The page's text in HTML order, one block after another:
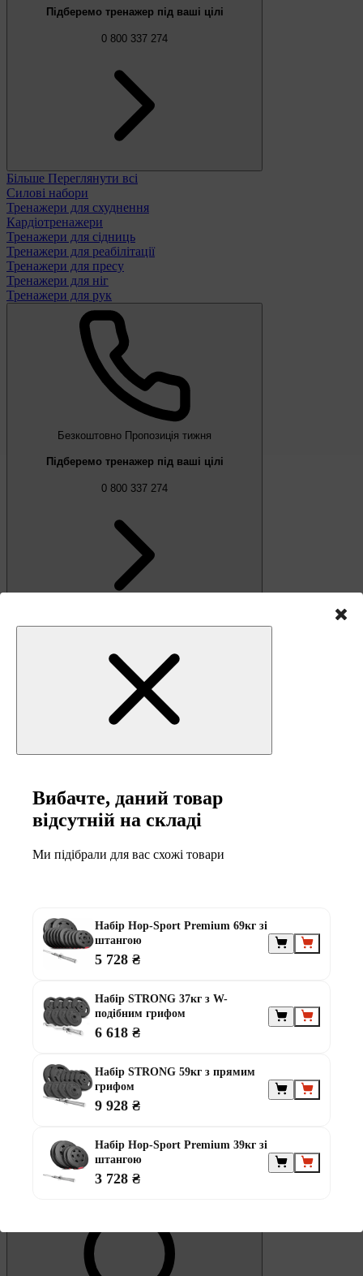
Підберемо тренажер під ваші цілі
0 800 337 274
Більше Переглянути всі
Силові набори
Тренажери для схуднення
Кардіотренажери
Тренажери для сідниць
Тренажери для реабілітації
Тренажери для пресу
Тренажери для ніг
Тренажери для рук
Безкоштовно Пропозиція тижня
Підберемо тренажер під ваші цілі
0 800 337 274
Вибачте, даний товар
відсутній на складі
Ми підібрали для вас схожі товари
Набір Hop-Sport Premium 69кг зі
штангою
5 728 ₴
Набір STRONG 37кг з W-
подібним грифом
6 618 ₴
Набір STRONG 59кг з прямим
грифом
9 928 ₴
Набір Hop-Sport Premium 39кг зі
штангою
3 728 ₴